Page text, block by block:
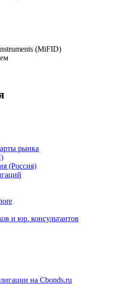
(MiFID)
рынка
(Россия)
и юр. консультантов
на Cbonds.ru